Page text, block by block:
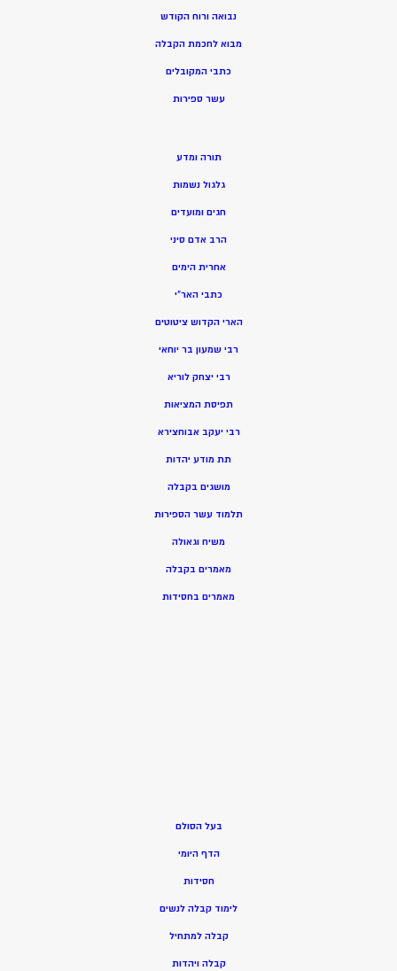
נבואה ורוח הקודש
מבוא לחכמת הקבלה
כתבי המקובלים
עשר ספירות
תורה ומדע
גלגול נשמות
חגים ומועדים
הרב אדם סיני
אחרית הימים
כתבי האר”י
הארי הקדוש ציטוטים
רבי שמעון בר יוחאי
רבי יצחק לוריא
תפיסת המציאות
רבי יעקב אבוחצירא
תת מודע יהדות
מושגים בקבלה
תלמוד עשר הספירות
משיח וגאולה
מאמרים בקבלה
מאמרים בחסידות
בעל הסולם
הדף היומי
חסידות
לימוד קבלה לנשים
קבלה למתחיל
קבלה ויהדות